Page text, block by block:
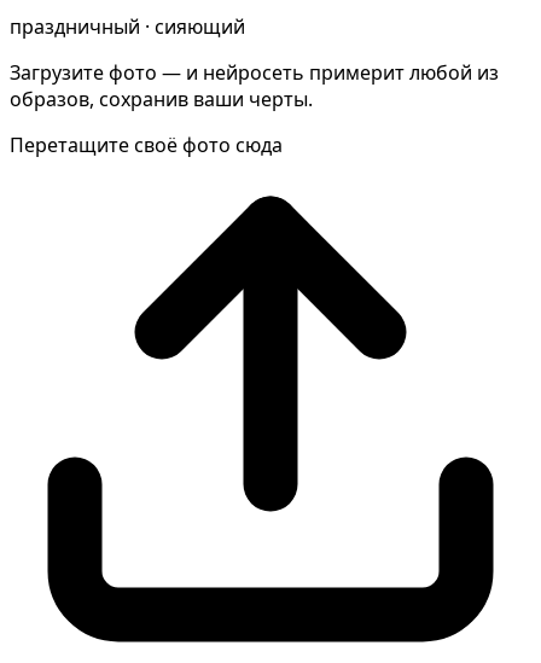
В образе вампира
С мотоциклом
Показать все
Популярное
праздничный · сияющий
Загрузите фото — и нейросеть примерит любой из
образов, сохранив ваши черты.
Перетащите своё фото сюда